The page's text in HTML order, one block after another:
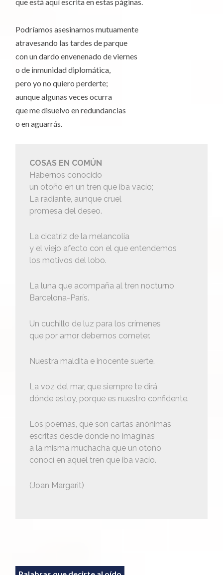
que está aquí escrita en estas páginas.
Podríamos asesinarnos mutuamente
atravesando las tardes de parque
con un dardo envenenado de viernes
o de inmunidad diplomática,
pero yo no quiero perderte;
aunque algunas veces ocurra
que me disuelvo en redundancias
o en aguarrás.
COSAS EN COMÚN
Habernos conocido
un otoño en un tren que iba vacío;
La radiante, aunque cruel
promesa del deseo.
La cicatriz de la melancolía
y el viejo afecto con el que entendemos
los motivos del lobo.
La luna que acompaña al tren nocturno
Barcelona-París.
Un cuchillo de luz para los crímenes
que por amor debemos cometer.
Nuestra maldita e inocente suerte.
La voz del mar, que siempre te dirá
dónde estoy, porque es nuestro confidente.
Los poemas, que son cartas anónimas
escritas desde donde no imaginas
a la misma muchacha que un otoño
conocí en aquel tren que iba vacío.
(Joan Margarit)